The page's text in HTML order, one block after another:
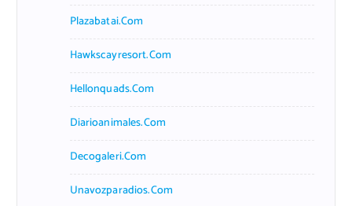
Plazabatai.com
Hawkscayresort.com
Hellonquads.com
Diarioanimales.com
Decogaleri.com
Unavozparadios.com